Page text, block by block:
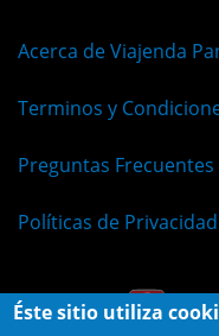
Acerca de Viajenda
Terminos y
Preguntas Frecuentes
Políticas de Privacidad
Éste sitio utiliza